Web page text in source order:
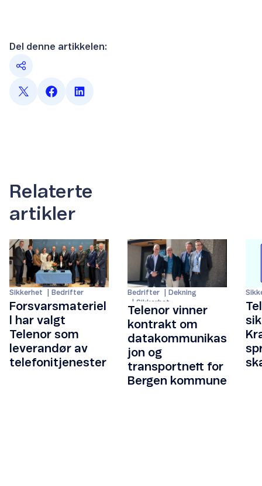
Del denne artikkelen:
Relaterte
artikler
Sikkerhet Bedrifter
Forsvarsmateriel
l har valgt
Telenor som
leverandør av
telefonitjenester
Bedrifter
Dekning
Sikkerhet
Telenor vinner
kontrakt om
datakommunikas
jon og
transportnett for
Bergen kommune